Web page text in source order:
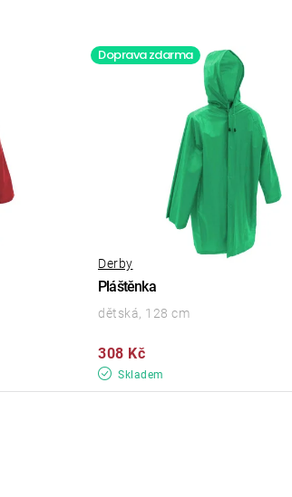
Doprava zdarma
Pláštěnka
Derby
Skladem
308 Kč
dětská, 128 cm